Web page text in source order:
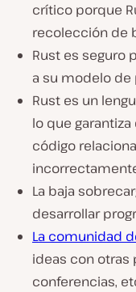
crítico porque
recolección de
Rust es seguro
a su modelo de
Rust es un
lo que
código
La baja
desarrollar
La comunidad
ideas con otras
conferencias,